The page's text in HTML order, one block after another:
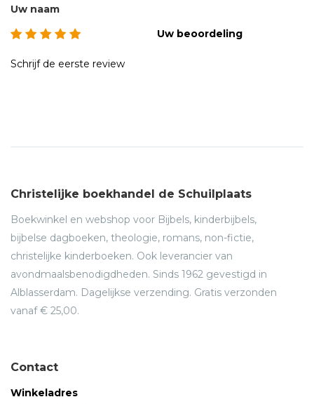
Uw naam
Uw beoordeling
Schrijf de eerste review
Christelijke boekhandel de Schuilplaats
Boekwinkel en webshop voor Bijbels, kinderbijbels,
bijbelse dagboeken, theologie, romans, non-fictie,
christelijke kinderboeken. Ook leverancier van
avondmaalsbenodigdheden. Sinds 1962 gevestigd in
Alblasserdam. Dagelijkse verzending. Gratis verzonden
vanaf € 25,00.
Contact
Winkeladres